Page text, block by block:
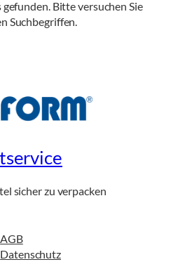
Bitte versuchen Sie
Suchbegriffen.
sicher zu verpacken
AGB
Datenschutz